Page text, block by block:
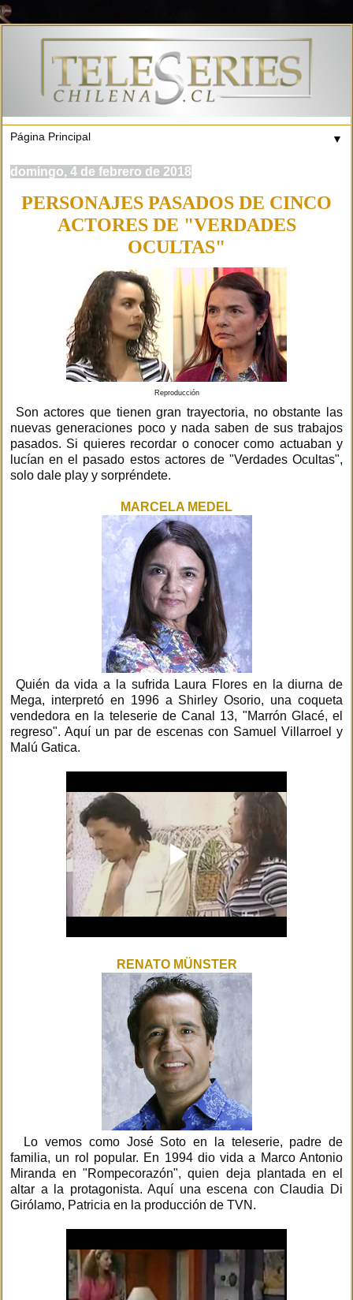
▼
domingo, 4 de febrero de 2018
PERSONAJES PASADOS DE CINCO
ACTORES DE "VERDADES
OCULTAS"
Reproducción
Son actores que tienen gran trayectoria, no obstante las
nuevas generaciones poco y nada saben de sus trabajos
pasados. Si quieres recordar o conocer como actuaban y
lucían en el pasado estos actores de "Verdades Ocultas",
solo dale play y sorpréndete.
MARCELA MEDEL
Quién da vida a la sufrida Laura Flores en la diurna de
Mega, interpretó en 1996 a Shirley Osorio, una coqueta
vendedora en la teleserie de Canal 13, "Marrón Glacé, el
regreso". Aquí un par de escenas con Samuel Villarroel y
Malú Gatica.
RENATO MÜNSTER
Lo vemos como José Soto en la teleserie, padre de
familia, un rol popular. En 1994 dio vida a Marco Antonio
Miranda en "Rompecorazón", quien deja plantada en el
altar a la protagonista. Aquí una escena con Claudia Di
Girólamo, Patricia en la producción de TVN.